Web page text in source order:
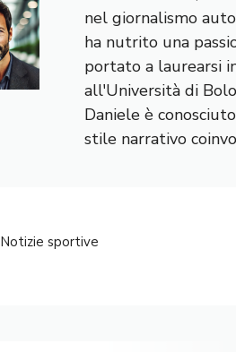
nel giornalismo
ha nutrito una
portato a laurearsi
all'Università di
Daniele è
stile narrativo
Notizie sportive